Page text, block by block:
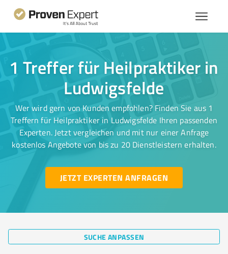
1 Treffer für Heilpraktiker in
Ludwigsfelde
Wer wird gern von Kunden empfohlen? Finden Sie aus 1
Treffern für Heilpraktiker in Ludwigsfelde Ihren passenden
Experten. Jetzt vergleichen und mit nur einer Anfrage
kostenlos Angebote von bis zu 20 Dienstleistern erhalten.
JETZT EXPERTEN ANFRAGEN
SUCHE ANPASSEN